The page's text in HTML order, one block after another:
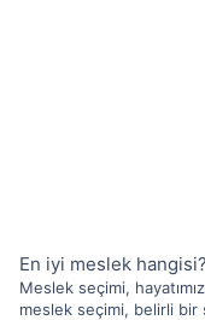
En iyi meslek hangisi?
Meslek seçimi,
meslek seçimi, belirli bir